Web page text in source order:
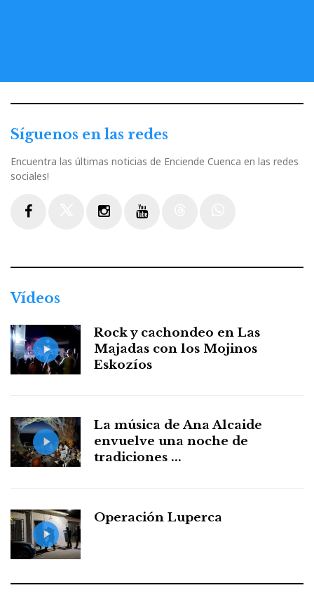
Síguenos en las redes
Encuentra las últimas noticias de Enciende Cuenca en las redes
sociales!
Vídeos
Rock y cachondeo en Las
Majadas con los Mojinos
Eskozíos
La música de Ana Alcaide
envuelve una noche de
tradiciones ...
Operación Luperca